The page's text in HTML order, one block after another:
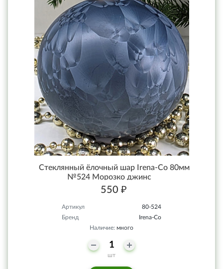
Стеклянный ёлочный шар Irena-Co 80мм
№524 Морозко джинс
550 ₽
Артикул
80-524
Бренд
Irena-Co
Наличие: много
шт